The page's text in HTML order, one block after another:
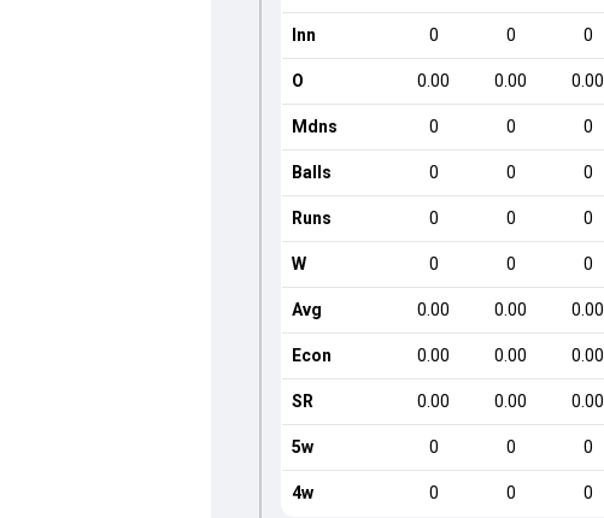
Inn 0 0 0
O 0.00 0.00 0.00
Mdns 0 0 0
Balls 0 0 0
Runs 0 0 0
W 0 0 0
Avg 0.00 0.00 0.00
Econ 0.00 0.00 0.00
SR 0.00 0.00 0.00
5w 0 0 0
4w 0 0 0